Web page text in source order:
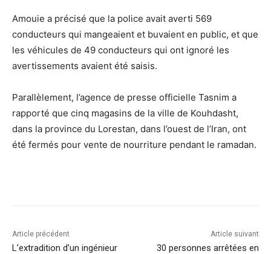
Amouie a précisé que la police avait averti 569
conducteurs qui mangeaient et buvaient en public, et que
les véhicules de 49 conducteurs qui ont ignoré les
avertissements avaient été saisis.
Parallèlement, l’agence de presse officielle Tasnim a
rapporté que cinq magasins de la ville de Kouhdasht,
dans la province du Lorestan, dans l’ouest de l’Iran, ont
été fermés pour vente de nourriture pendant le ramadan.
Article précédent
L’extradition d’un ingénieur
Article suivant
30 personnes arrêtées en